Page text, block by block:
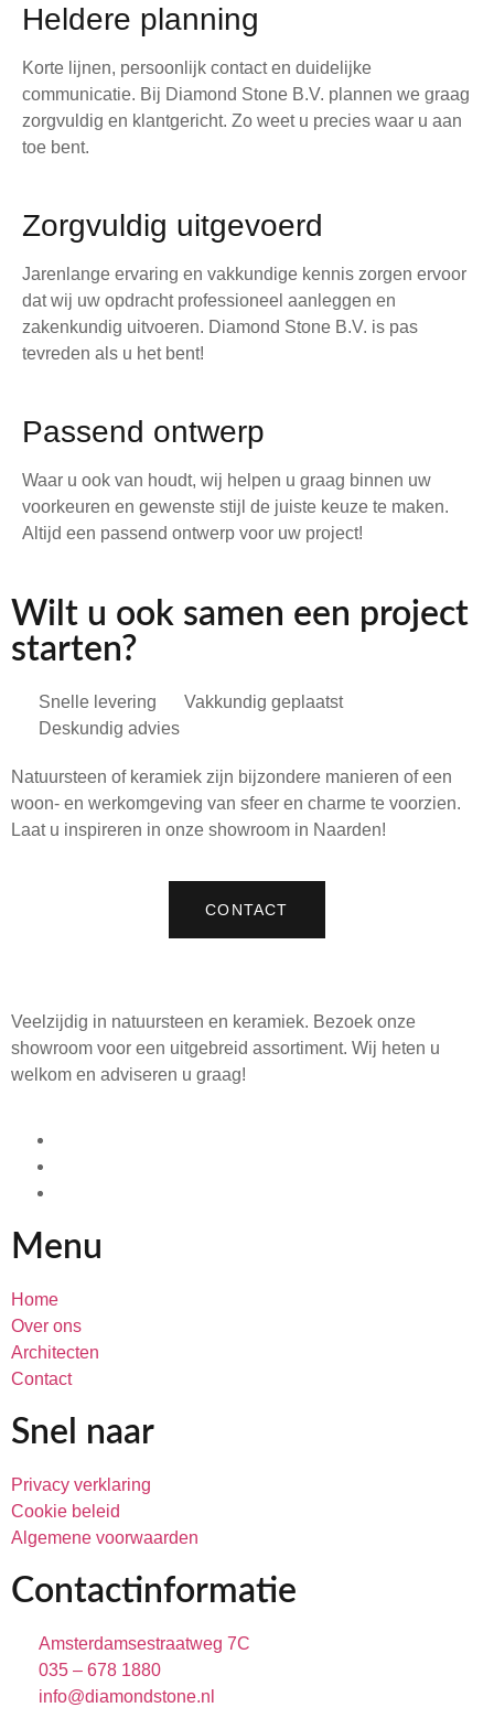
Heldere planning
Korte lijnen, persoonlijk contact en duidelijke
communicatie. Bij Diamond Stone B.V. plannen we graag
zorgvuldig en klantgericht. Zo weet u precies waar u aan
toe bent.
Zorgvuldig uitgevoerd
Jarenlange ervaring en vakkundige kennis zorgen ervoor
dat wij uw opdracht professioneel aanleggen en
zakenkundig uitvoeren. Diamond Stone B.V. is pas
tevreden als u het bent!
Passend ontwerp
Waar u ook van houdt, wij helpen u graag binnen uw
voorkeuren en gewenste stijl de juiste keuze te maken.
Altijd een passend ontwerp voor uw project!
Wilt u ook samen een project
starten?
Snelle levering
Vakkundig geplaatst
Deskundig advies
Natuursteen of keramiek zijn bijzondere manieren of een
woon- en werkomgeving van sfeer en charme te voorzien.
Laat u inspireren in onze showroom in Naarden!
CONTACT
Veelzijdig in natuursteen en keramiek. Bezoek onze
showroom voor een uitgebreid assortiment. Wij heten u
welkom en adviseren u graag!
Menu
Home
Over ons
Architecten
Contact
Snel naar
Privacy verklaring
Cookie beleid
Algemene voorwaarden
Contactinformatie
Amsterdamsestraatweg 7C
035 – 678 1880
info@diamondstone.nl